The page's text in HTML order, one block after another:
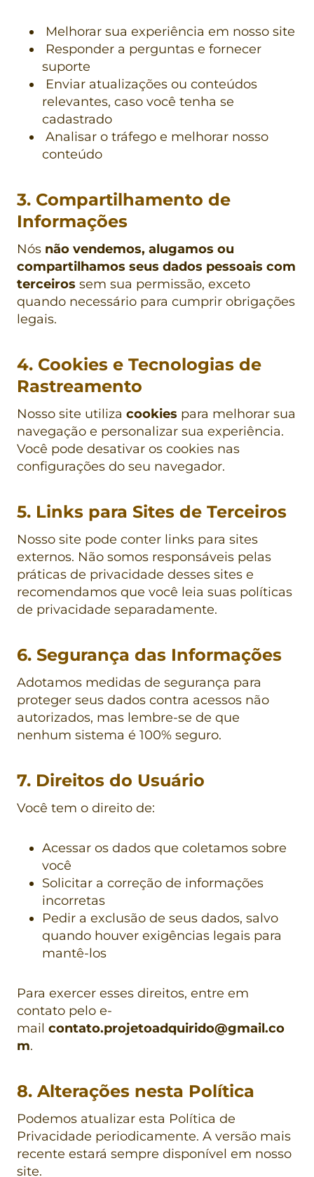
Melhorar sua experiência em nosso site
Responder a perguntas e fornecer
suporte
Enviar atualizações ou conteúdos
relevantes, caso você tenha se
cadastrado
Analisar o tráfego e melhorar nosso
conteúdo
3. Compartilhamento de
Informações
Nós não vendemos, alugamos ou
compartilhamos seus dados pessoais com
terceiros sem sua permissão, exceto
quando necessário para cumprir obrigações
legais.
4. Cookies e Tecnologias de
Rastreamento
Nosso site utiliza cookies para melhorar sua
navegação e personalizar sua experiência.
Você pode desativar os cookies nas
configurações do seu navegador.
5. Links para Sites de Terceiros
Nosso site pode conter links para sites
externos. Não somos responsáveis pelas
práticas de privacidade desses sites e
recomendamos que você leia suas políticas
de privacidade separadamente.
6. Segurança das Informações
Adotamos medidas de segurança para
proteger seus dados contra acessos não
autorizados, mas lembre-se de que
nenhum sistema é 100% seguro.
7. Direitos do Usuário
Você tem o direito de:
Acessar os dados que coletamos sobre
você
Solicitar a correção de informações
incorretas
Pedir a exclusão de seus dados, salvo
quando houver exigências legais para
mantê-los
Para exercer esses direitos, entre em
contato pelo e-
mail contato.projetoadquirido@gmail.co
m.
8. Alterações nesta Política
Podemos atualizar esta Política de
Privacidade periodicamente. A versão mais
recente estará sempre disponível em nosso
site.